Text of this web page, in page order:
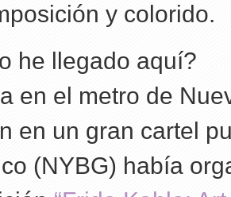
y colorido.
he llegado aquí?
en el metro de
en un gran cartel
(NYBG) había